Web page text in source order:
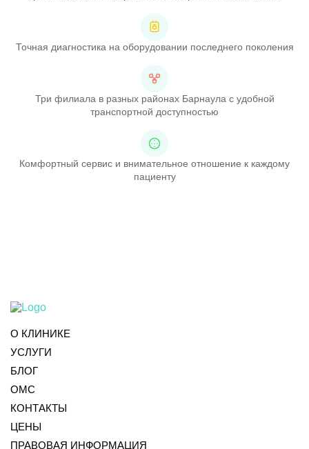
Точная диагностика на оборудовании последнего поколения
Три филиала в разных районах Барнаула с удобной
транспортной доступностью
Комфортный сервис и внимательное отношение к каждому
пациенту
О КЛИНИКЕ
УСЛУГИ
БЛОГ
ОМС
КОНТАКТЫ
ЦЕНЫ
ПРАВОВАЯ ИНФОРМАЦИЯ